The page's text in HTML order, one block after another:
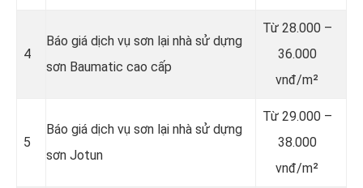
4
Báo giá dịch vụ sơn lại nhà sử dựng
sơn Baumatic cao cấp
Từ 28.000 –
36.000
vnđ/m²
5
Báo giá dịch vụ sơn lại nhà sử dựng
sơn Jotun
Từ 29.000 –
38.000
vnđ/m²